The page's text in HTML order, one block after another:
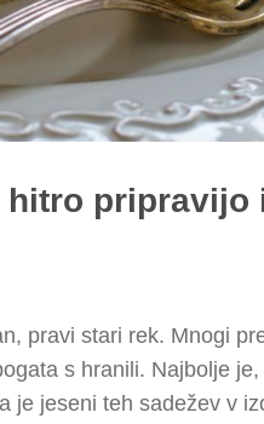
pripravijo
pravi stari rek. Mnogi
s hranili. Najbolje
je jeseni teh sadežev v